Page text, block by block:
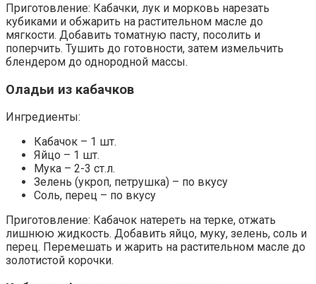
Приготовление: Кабачки, лук и морковь нарезать
кубиками и обжарить на растительном масле до
мягкости. Добавить томатную пасту, посолить и
поперчить. Тушить до готовности, затем измельчить
блендером до однородной массы.
Оладьи из кабачков
Ингредиенты:
Кабачок – 1 шт.
Яйцо – 1 шт.
Мука – 2-3 ст.л.
Зелень (укроп, петрушка) – по вкусу
Соль, перец – по вкусу
Приготовление: Кабачок натереть на терке, отжать
лишнюю жидкость. Добавить яйцо, муку, зелень, соль и
перец. Перемешать и жарить на растительном масле до
золотистой корочки.